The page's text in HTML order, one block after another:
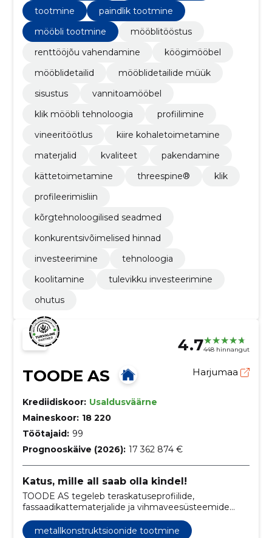
tootmine
paindlik tootmine
mööbli tootmine
mööblitööstus
renttööjõu vahendamine
köögimööbel
mööblidetailid
mööblidetailide müük
sisustus
vannitoamööbel
klik mööbli tehnoloogia
profiilimine
vineeritöötlus
kiire kohaletoimetamine
materjalid
kvaliteet
pakendamine
kättetoimetamine
threespine®
klik
profileerimisliin
kõrgtehnoloogilised seadmed
konkurentsivõimelised hinnad
investeerimine
tehnoloogia
koolitamine
tulevikku investeerimine
ohutus
4.7448 hinnangut
TOODE AS Harjumaa
Krediidiskoor: Usaldusväärne
Maineskoor: 18 220
Töötajaid: 99
Prognooskäive (2026): 17 362 874 €
Katus, mille all saab olla kindel!
TOODE AS tegeleb teraskatuseprofiilide,
fassaadikattematerjalide ja vihmaveesüsteemide
metallkonstruktsioonide tootmine